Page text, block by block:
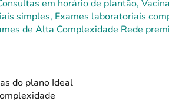
em horário de plantão,
simples, Exames laboratoriais
de Alta Complexidade Rede
do plano Ideal